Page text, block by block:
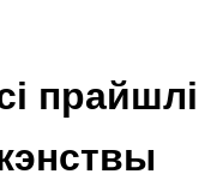
прайшлі